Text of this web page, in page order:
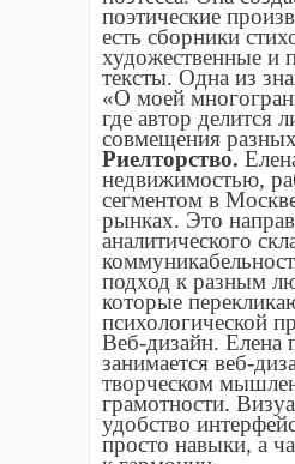
поэтические
есть сборники
художественные и
тексты. Одна из
«О моей
где автор делится
совмещения
Риелторство.
недвижимостью,
сегментом в
рынках. Это
аналитического
подход к разным
которые
психологической
Веб‑дизайн. Елена
занимается
творческом
грамотности.
удобство
просто навыки, а